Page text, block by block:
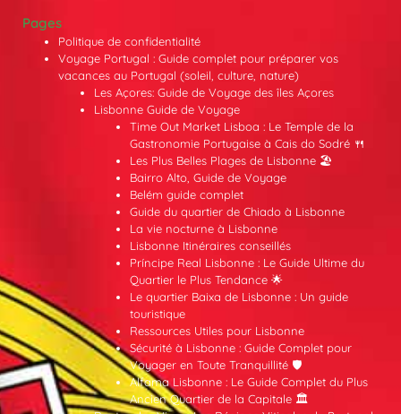
Pages
Politique de confidentialité
Voyage Portugal : Guide complet pour préparer vos
vacances au Portugal (soleil, culture, nature)
Les Açores: Guide de Voyage des îles Açores
Lisbonne Guide de Voyage
Time Out Market Lisboa : Le Temple de la
Gastronomie Portugaise à Cais do Sodré 🍴
Les Plus Belles Plages de Lisbonne 🏖️
Bairro Alto, Guide de Voyage
Belém guide complet
Guide du quartier de Chiado à Lisbonne
La vie nocturne à Lisbonne
Lisbonne Itinéraires conseillés
Príncipe Real Lisbonne : Le Guide Ultime du
Quartier le Plus Tendance 🌟
Le quartier Baixa de Lisbonne : Un guide
touristique
Ressources Utiles pour Lisbonne
Sécurité à Lisbonne : Guide Complet pour
Voyager en Toute Tranquillité 🛡️
Alfama Lisbonne : Le Guide Complet du Plus
Ancien Quartier de la Capitale 🏛️